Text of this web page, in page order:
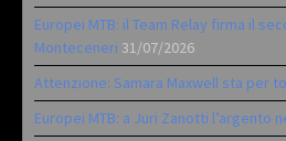
Europei MTB: il Team Relay firma il
Monteceneri 31/07/2026
Attenzione: Samara Maxwell sta per
Europei MTB: a Juri Zanotti l’argento